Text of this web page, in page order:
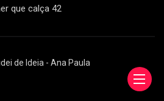
que calça 42
de Ideia - Ana Paula